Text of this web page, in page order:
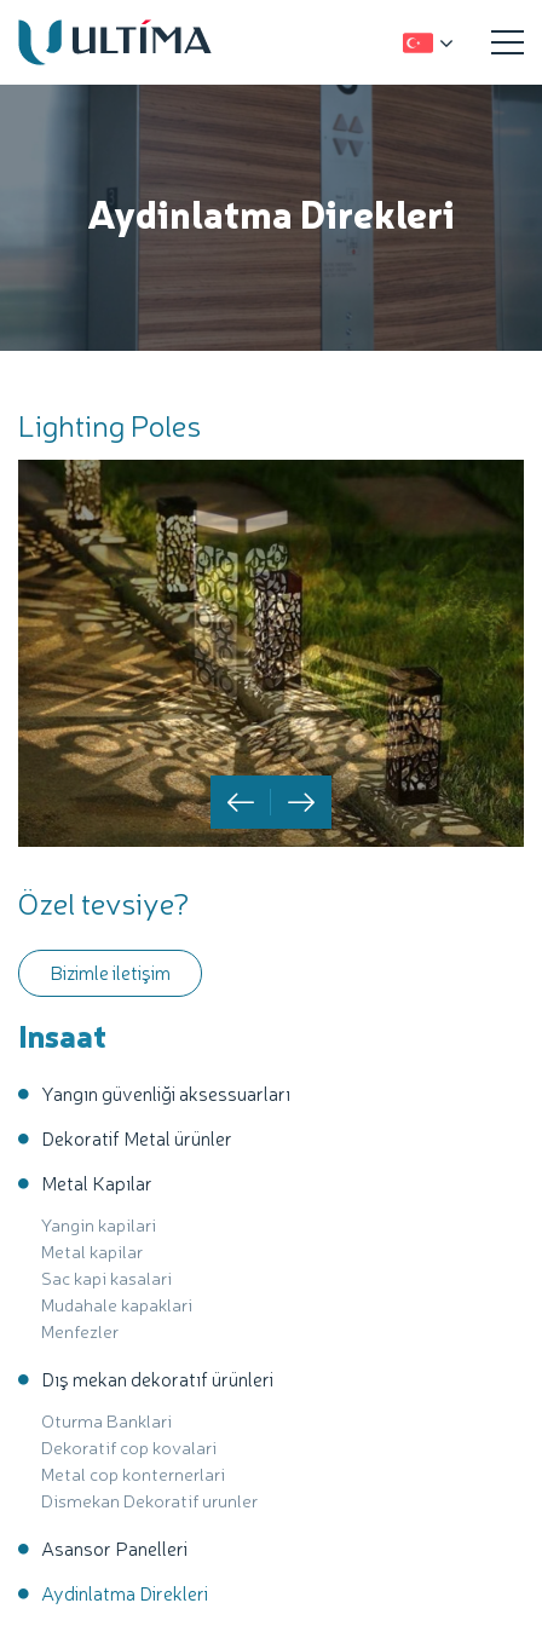
Aydinlatma Direkleri
Insaat
Yangın güvenliği aksessuarları
Dekoratif Metal ürünler
Metal Kapılar
Yangin kapilari
Metal kapilar
Sac kapi kasalari
Mudahale kapaklari
Menfezler
Dış mekan dekoratıf ürünleri
Oturma Banklari
Dekoratif cop kovalari
Metal cop konternerlari
Dismekan Dekoratif urunler
Asansor Panelleri
Aydinlatma Direkleri
Lighting Poles
Özel tevsiye?
Bizimle iletişim